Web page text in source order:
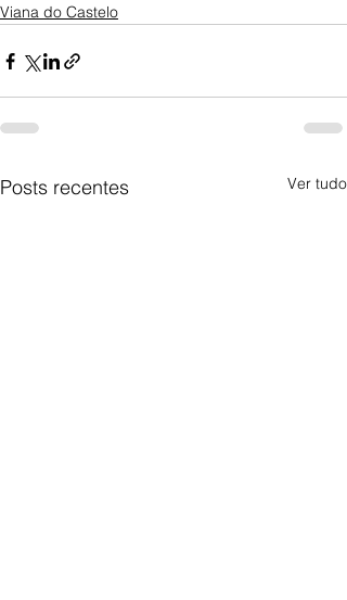
Viana do Castelo
Posts recentes Ver tudo